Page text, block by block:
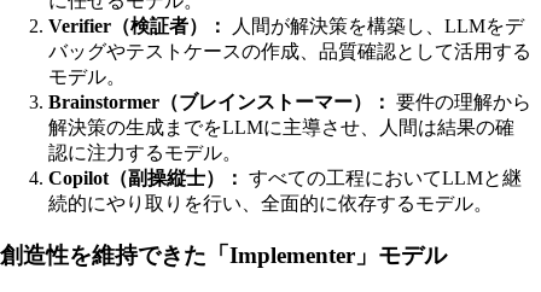
Verifier（検証者）：
人間が解決策を構築し、LLMをデ
バッグやテストケースの作成、品質確認として活用する
モデル。
Brainstormer（ブレインストーマー）： 要件の理解から
解決策の生成までをLLMに主導させ、人間は結果の確
認に注力するモデル。
Copilot（副操縦士）： すべての工程においてLLMと継
続的にやり取りを行い、全面的に依存するモデル。
創造性を維持できた「Implementer」モデル